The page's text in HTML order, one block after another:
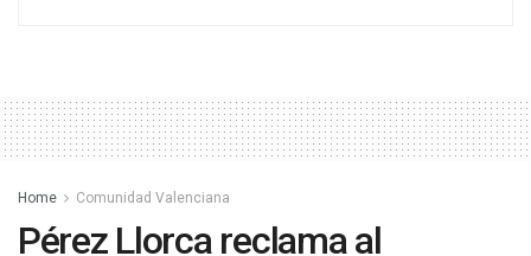
Home Comunidad Valenciana
Pérez Llorca reclama al